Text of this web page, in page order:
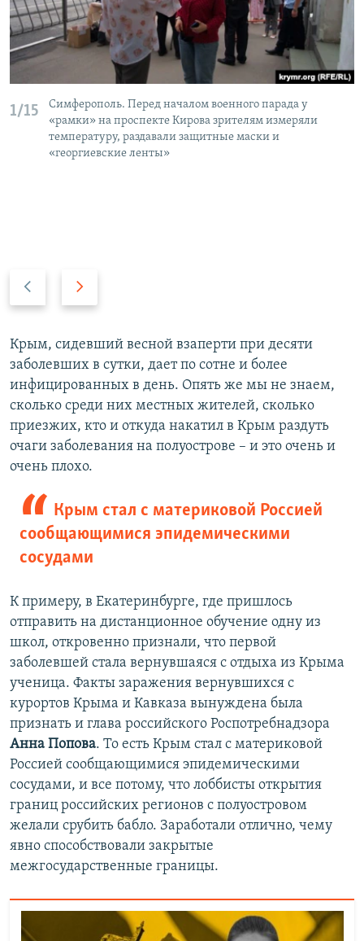
1/15
Симферополь. Перед началом военного парада у
«рамки» на проспекте Кирова зрителям измеряли
температуру, раздавали защитные маски и
«георгиевские ленты»
д
ы
д
у
щ
и
й
д
у
ю
щ
и
й
с
а
й
д
Крым, сидевший весной взаперти при десяти
заболевших в сутки, дает по сотне и более
инфицированных в день. Опять же мы не знаем,
сколько среди них местных жителей, сколько
приезжих, кто и откуда накатил в Крым раздуть
очаги заболевания на полуострове – и это очень и
очень плохо.
Крым стал с материковой Россией
сообщающимися эпидемическими
сосудами
К примеру, в Екатеринбурге, где пришлось
отправить на дистанционное обучение одну из
школ, откровенно признали, что первой
заболевшей стала вернувшаяся с отдыха из Крыма
ученица. Факты заражения вернувшихся с
курортов Крыма и Кавказа вынуждена была
признать и глава российского Роспотребнадзора
Анна Попова. То есть Крым стал с материковой
Россией сообщающимися эпидемическими
сосудами, и все потому, что лоббисты открытия
границ российских регионов с полуостровом
желали срубить бабло. Заработали отлично, чему
явно способствовали закрытые
межгосударственные границы.